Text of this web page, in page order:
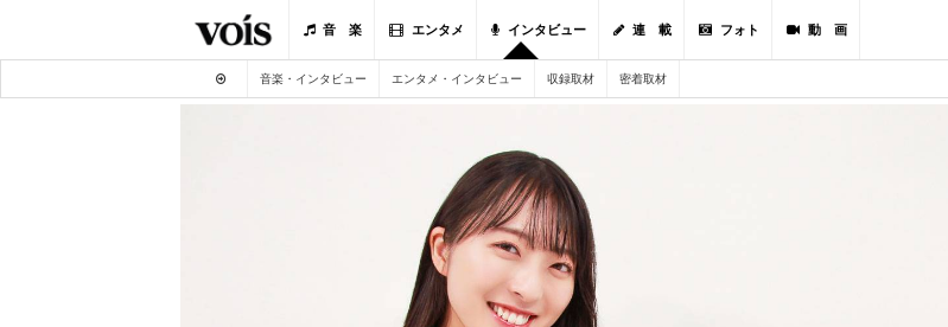
音 楽 エンタメ インタビュー 連 載 フォト 動 画
音楽・インタビュー エンタメ・インタビュー 収録取材 密着取材